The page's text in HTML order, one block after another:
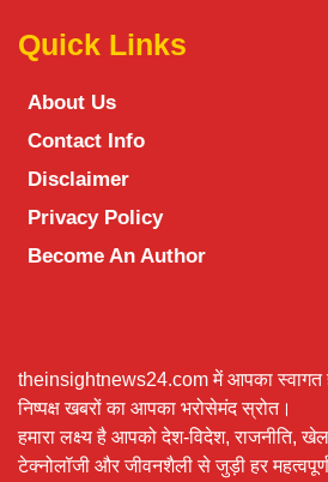
Quick Links
About Us
Contact Info
Disclaimer
Privacy Policy
Become An Author
theinsightnews24.com में आपका स्वागत
निष्पक्ष खबरों का आपका भरोसेमंद स्रोत।
हमारा लक्ष्य है आपको देश-विदेश, राजनीति,
टेक्नोलॉजी और जीवनशैली से जुड़ी हर